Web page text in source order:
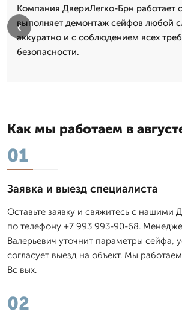
Компания ДвериЛегко-Брн работает
выполняет демонтаж сейфов любой
аккуратно и с соблюдением всех
безопасности.
‹
Как мы работаем в
01
Заявка и выезд специалиста
Оставьте заявку и свяжитесь с нашими
по телефону +7 993 993-90-68.
Валерьевич уточнит параметры сейфа,
согласует выезд на объект. Мы
Вс вых.
02